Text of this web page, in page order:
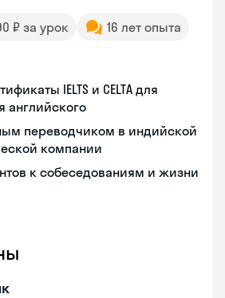
₽ за урок
16 лет опыта
IELTS и CELTA для
английского
переводчиком в индийской
компании
к собеседованиям и жизни